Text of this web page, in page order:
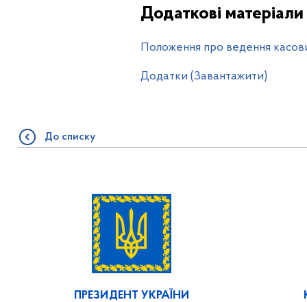
Додаткові матеріали
Положення про ведення
Додатки (Завантажити)
До списку
ПРЕЗИДЕНТ УКРАЇНИ